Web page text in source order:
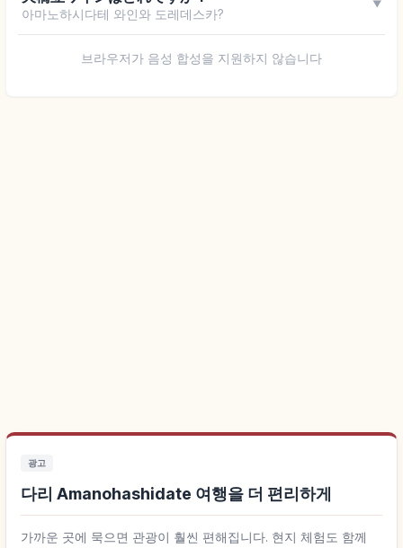
아마노하시다테 와인와 도레데스카?
▼
브라우저가 음성 합성을 지원하지 않습니다
광고
다리 Amanohashidate 여행을 더 편리하게
가까운 곳에 묵으면 관광이 훨씬 편해집니다. 현지 체험도 함께